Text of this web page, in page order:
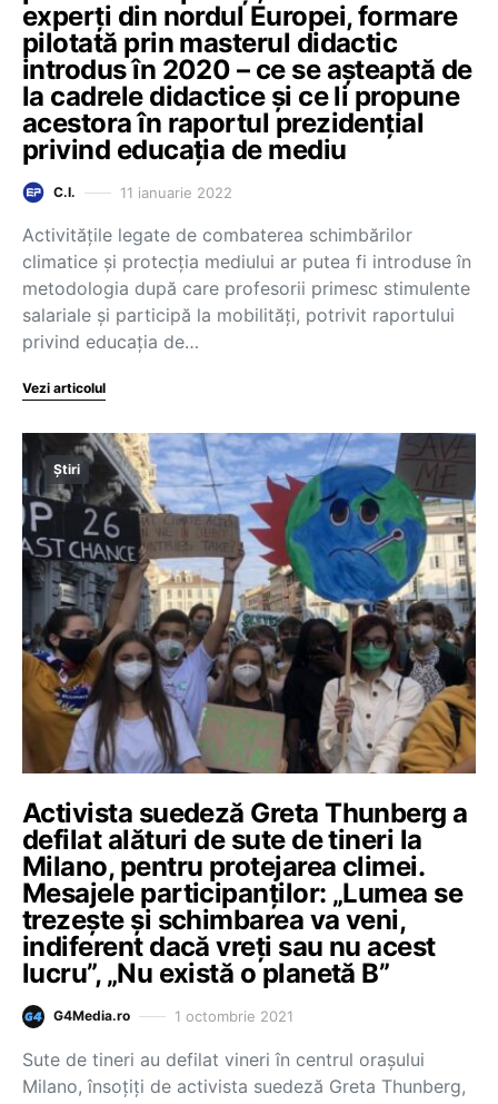
experți din nordul Europei, formare
pilotată prin masterul didactic
introdus în 2020 – ce se așteaptă de
la cadrele didactice și ce li propune
acestora în raportul prezidențial
privind educația de mediu
C.I. 11 ianuarie 2022
Activitățile legate de combaterea schimbărilor
climatice și protecția mediului ar putea fi introduse în
metodologia după care profesorii primesc stimulente
salariale și participă la mobilități, potrivit raportului
privind educația de…
Vezi articolul
Știri
Activista suedeză Greta Thunberg a
defilat alături de sute de tineri la
Milano, pentru protejarea climei.
Mesajele participanților: „Lumea se
trezeşte şi schimbarea va veni,
indiferent dacă vreţi sau nu acest
lucru”, „Nu există o planetă B”
G4Media.ro 1 octombrie 2021
Sute de tineri au defilat vineri în centrul oraşului
Milano, însoţiţi de activista suedeză Greta Thunberg,